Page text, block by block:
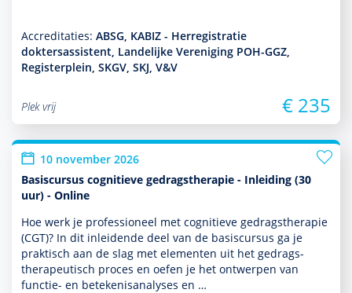
Accreditaties: ABSG, KABIZ - Herregistratie
doktersassistent, Landelijke Vereniging POH-GGZ,
Registerplein, SKGV, SKJ, V&V
Plek vrij € 235
10 november 2026
Basiscursus cognitieve gedragstherapie - Inleiding (30
uur) - Online
Hoe werk je professioneel met cogni­tieve gedrags­thera­pie
(CGT)? In dit inleidende deel van de basis­cursus ga je
prak­tisch aan de slag met elementen uit het gedrags­
thera­peu­tisch proces en oefen je het ontwerpen van
functie- en bete­kenisanalyses en …